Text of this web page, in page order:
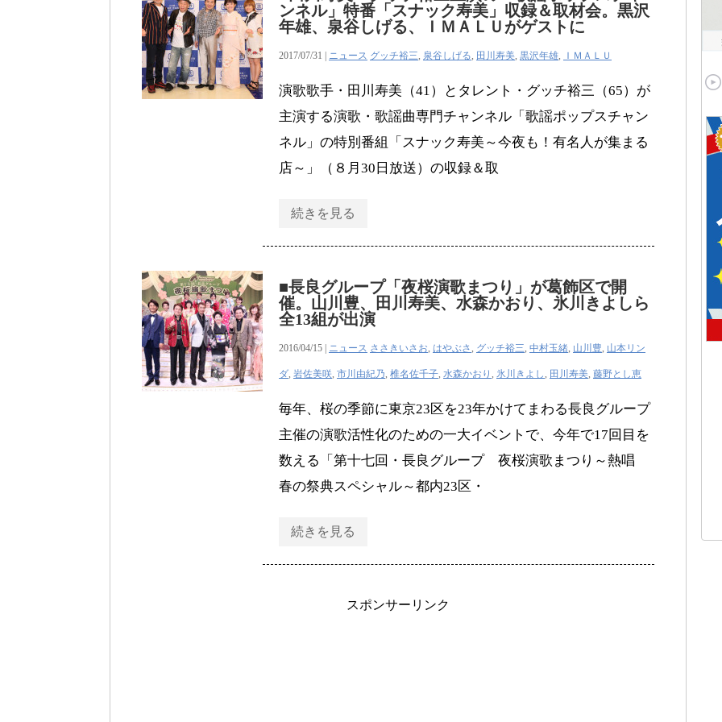
ンネル」特番「スナック寿美」収録＆取材会。黒沢
年雄、泉谷しげる、ＩＭＡＬＵがゲストに
2017/07/31 | ニュース グッチ裕三, 泉谷しげる, 田川寿美, 黒沢年雄, ＩＭＡＬＵ
演歌歌手・田川寿美（41）とタレント・グッチ裕三（65）が
主演する演歌・歌謡曲専門チャンネル「歌謡ポップスチャン
ネル」の特別番組「スナック寿美～今夜も！有名人が集まる
店～」（８月30日放送）の収録＆取
続きを見る
■長良グループ「夜桜演歌まつり」が葛飾区で開
催。山川豊、田川寿美、水森かおり、氷川きよしら
全13組が出演
2016/04/15 | ニュース ささきいさお, はやぶさ, グッチ裕三, 中村玉緒, 山川豊, 山本リン
ダ, 岩佐美咲, 市川由紀乃, 椎名佐千子, 水森かおり , 氷川きよし, 田川寿美, 藤野とし恵
毎年、桜の季節に東京23区を23年かけてまわる長良グループ
主催の演歌活性化のための一大イベントで、今年で17回目を
数える「第十七回・長良グループ 夜桜演歌まつり～熱唱
春の祭典スペシャル～都内23区・
続きを見る
スポンサーリンク